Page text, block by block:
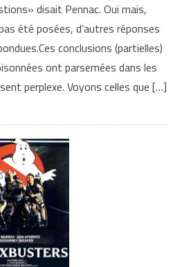
disait Pennac. Oui mais,
été posées, d’autres réponses
conclusions (partielles)
ont parsemées dans les
perplexe. Voyons celles que […]